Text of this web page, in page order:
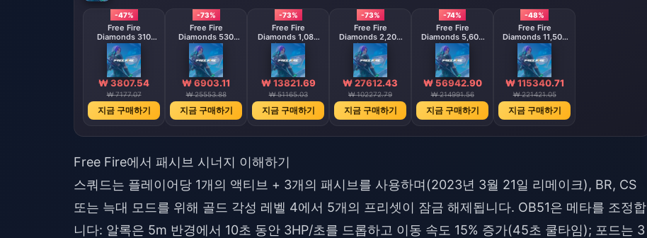
-47%
Free Fire
Diamonds 310
Diamonds
₩ 3807.54
₩ 7177.07
지금 구매하기
-73%
Free Fire
Diamonds 530
Diamonds
【Middle East
region optional】
₩ 6903.11
₩ 25553.88
지금 구매하기
-73%
Free Fire
Diamonds 1,080
Diamonds
【Middle East
region optional】
₩ 13821.69
₩ 51165.03
지금 구매하기
-73%
Free Fire
Diamonds 2,200
Diamonds
【Middle East
region optional】
₩ 27612.43
₩ 102272.79
지금 구매하기
-74%
Free Fire
Diamonds 5,600
Diamonds
₩ 56942.90
₩ 214991.56
지금 구매하기
-48%
Free Fire
Diamonds 11,500
Diamonds
₩ 115340.71
₩ 221421.05
지금 구매하기
Free Fire에서 패시브 시너지 이해하기
스쿼드는 플레이어당 1개의 액티브 + 3개의 패시브를 사용하며(2023년 3월 21일 리메이크), BR, CS
또는 늑대 모드를 위해 골드 각성 레벨 4에서 5개의 프리셋이 잠금 해제됩니다. OB51은 메타를 조정합
니다: 알록은 5m 반경에서 10초 동안 3HP/초를 드롭하고 이동 속도 15% 증가(45초 쿨타임); 포드는 3